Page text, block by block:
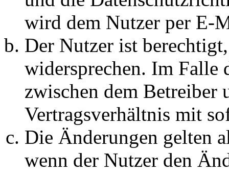
wird dem Nutzer per E-
Der Nutzer ist
widersprechen. Im Falle
zwischen dem Betreiber
Vertragsverhältnis mit
Die Änderungen gelten
wenn der Nutzer den